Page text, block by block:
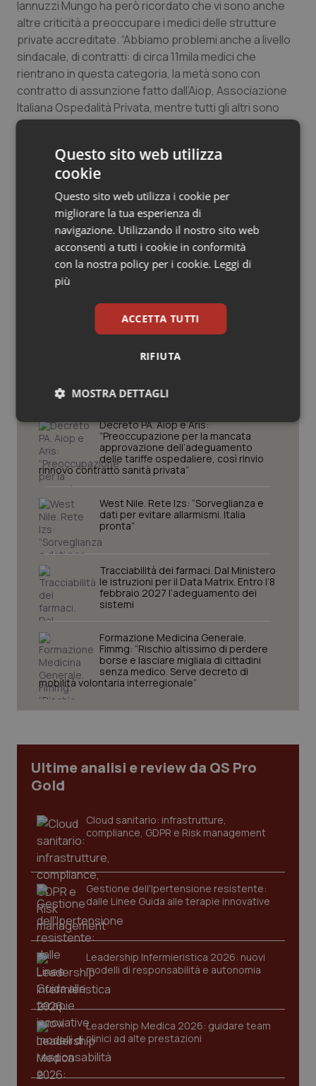
Salute orale & impianti
Sangue & coagulazione
Tiroide
Tumore ovarico
Tumori del Polmone & Testa Collo
Tumori gastrointestinali
Ulcera & Reflusso
Iannuzzi Mungo ha però ricordato che vi sono anche
altre criticità a preoccupare i medici delle strutture
private accreditate. “Abbiamo problemi anche a livello
sindacale, di contratti: di circa 11mila medici che
rientrano in questa categoria, la metà sono con
contratto di assunzione fatto dall’Aiop, Associazione
Italiana Ospedalità Privata, mentre tutti gli altri sono
tenuti con contratti di consulenza libero
pensionistica”.
30 Giugno 2011
© Riproduzione riservata
Potrebbe interessarti in
Decreto PA. Aiop e Aris:
“Preoccupazione per la mancata
approvazione dell’adeguamento
delle tariffe ospedaliere, così rinvio
rinnovo contratto sanità privata”
West Nile. Rete Izs: “Sorveglianza e
dati per evitare allarmismi. Italia
pronta”
Tracciabilità dei farmaci. Dal Ministero
le istruzioni per il Data Matrix. Entro l’8
febbraio 2027 l’adeguamento dei
sistemi
Formazione Medicina Generale.
Fimmg: “Rischio altissimo di perdere
borse e lasciare migliaia di cittadini
senza medico. Serve decreto di
mobilità volontaria interregionale”
Ultime analisi e review da QS Pro
Gold
Cloud sanitario: infrastrutture,
compliance, GDPR e Risk management
Gestione dell'Ipertensione resistente:
dalle Linee Guida alle terapie innovative
Leadership Infermieristica 2026: nuovi
modelli di responsabilità e autonomia
Leadership Medica 2026: guidare team
clinici ad alte prestazioni
Questo sito web utilizza
cookie
Questo sito web utilizza i cookie per
migliorare la tua esperienza di
navigazione. Utilizzando il nostro sito web
acconsenti a tutti i cookie in conformità
con la nostra policy per i cookie. Leggi di
più
ACCETTA TUTTI
RIFIUTA
MOSTRA DETTAGLI
Necessari Statistici Marketing
Necessari
I cookie necessari contribuiscono a rendere fruibile il
navigazione sulle pagine e l'accesso alle aree
protette del sito. Il sito web non è in grado di
funzionare correttamente senza questi cookie.
VISITOR_PRIVACY_METADATA
YouTube
.youtube.com
CookieScriptConsent
www.quotidianosanita.it
tracking-sites-ironfish-
tracking-enable
www.quotidianosanita.it